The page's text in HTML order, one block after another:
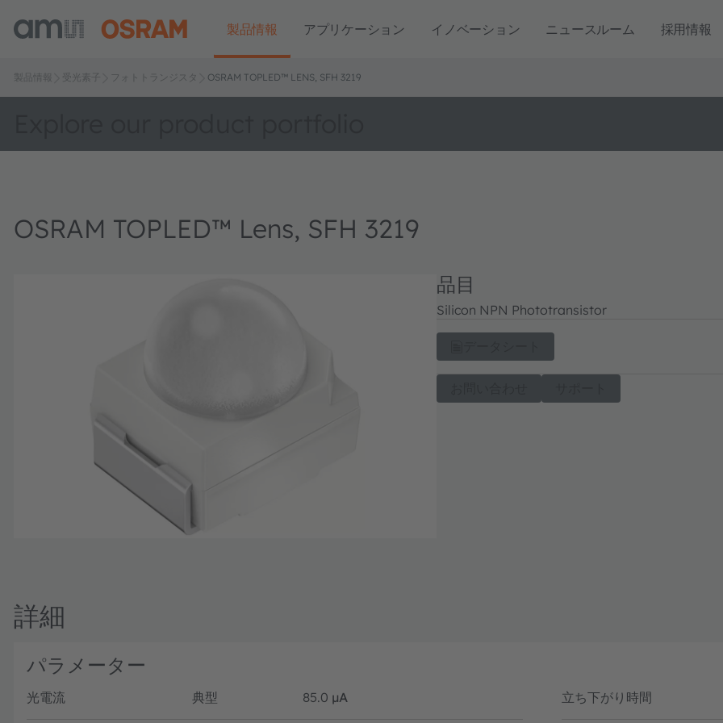
製品情報 アプリケーション イノベーション ニュースルーム 採用情報
製品情報 受光素子 フォトトランジスタ OSRAM TOPLED™ LENS, SFH 3219
OSRAM TOPLED™ Lens, SFH 3219
品目
Silicon NPN Phototransistor
詳細
パラメーター
光電流 典型 85.0 µA 立ち下がり時間